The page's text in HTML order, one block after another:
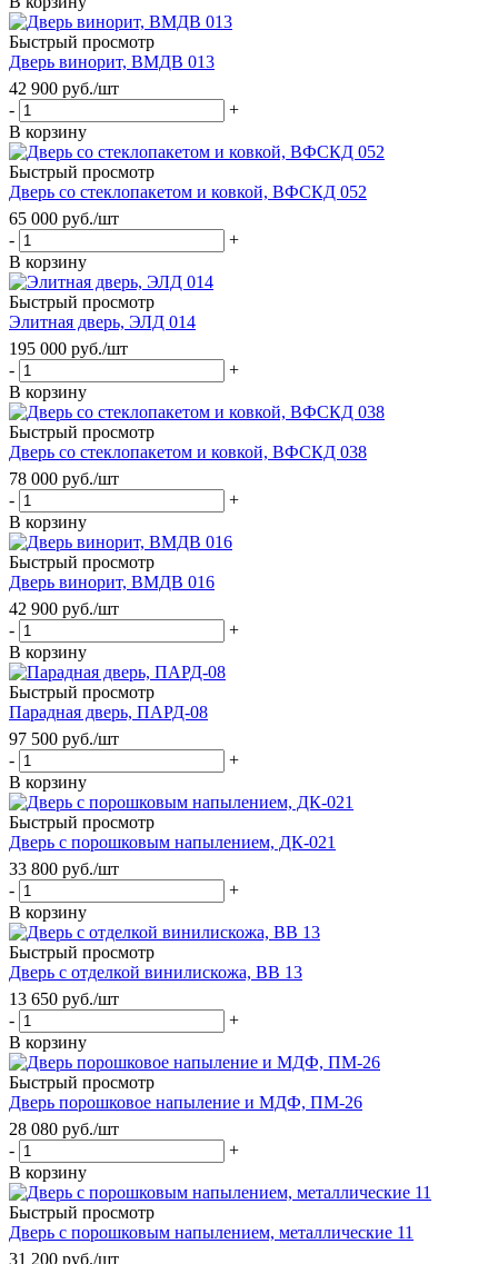
Быстрый просмотр
Дверь винорит, ВМДВ 013
42 900 руб./шт
-
+
В корзину
Быстрый просмотр
Дверь со стеклопакетом и ковкой, ВФСКД 052
65 000 руб./шт
-
+
В корзину
Быстрый просмотр
Элитная дверь, ЭЛД 014
195 000 руб./шт
-
+
В корзину
Быстрый просмотр
Дверь со стеклопакетом и ковкой, ВФСКД 038
78 000 руб./шт
-
+
В корзину
Быстрый просмотр
Дверь винорит, ВМДВ 016
42 900 руб./шт
-
+
В корзину
Быстрый просмотр
Парадная дверь, ПАРД-08
97 500 руб./шт
-
+
В корзину
Быстрый просмотр
Дверь с порошковым напылением, ДК-021
33 800 руб./шт
-
+
В корзину
Быстрый просмотр
Дверь с отделкой винилискожа, ВВ 13
13 650 руб./шт
-
+
В корзину
Быстрый просмотр
Дверь порошковое напыление и МДФ, ПМ-26
28 080 руб./шт
-
+
В корзину
Быстрый просмотр
Дверь с порошковым напылением, металлические 11
31 200 руб./шт